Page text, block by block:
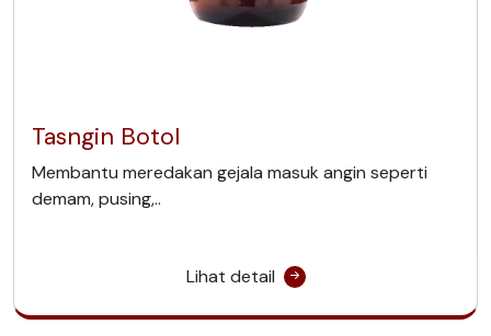
Tasngin Botol
Membantu meredakan gejala masuk angin seperti
demam, pusing,..
Lihat detail